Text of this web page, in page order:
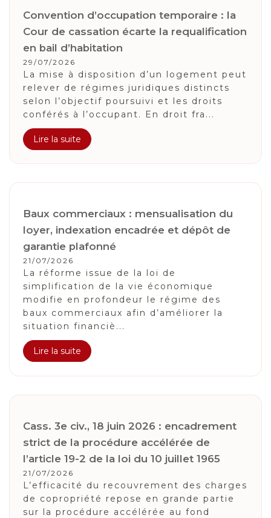
Convention d’occupation temporaire : la
Cour de cassation écarte la requalification
en bail d’habitation
29/07/2026
La mise à disposition d’un logement peut
relever de régimes juridiques distincts
selon l’objectif poursuivi et les droits
conférés à l’occupant. En droit fra...
Lire la suite
Baux commerciaux : mensualisation du
loyer, indexation encadrée et dépôt de
garantie plafonné
21/07/2026
La réforme issue de la loi de
simplification de la vie économique
modifie en profondeur le régime des
baux commerciaux afin d’améliorer la
situation financiè...
Lire la suite
Cass. 3e civ., 18 juin 2026 : encadrement
strict de la procédure accélérée de
l’article 19-2 de la loi du 10 juillet 1965
21/07/2026
L’efficacité du recouvrement des charges
de copropriété repose en grande partie
sur la procédure accélérée au fond